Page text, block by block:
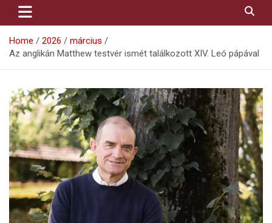
Home 2026
március
Az anglikán Matthew testvér ismét találkozott XIV. Leó pápával